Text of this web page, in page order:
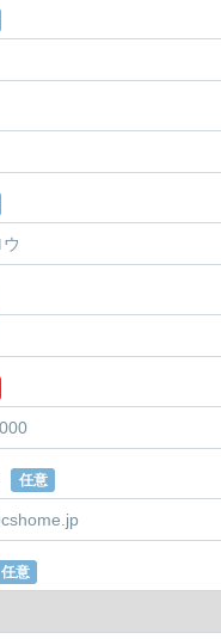
任意
任意